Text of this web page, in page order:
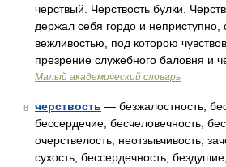
черствый. Черствость булки.
держал себя гордо и
вежливостью, под которою
презрение служебного баловня и
Малый академический словарь
8 черствость — безжалостность,
бессердечие, бесчеловечность,
очерствелость, неотзывчивость,
сухость, бессердечность,